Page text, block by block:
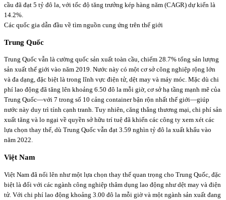
cầu đã đạt 5 tỷ đô la, với tốc độ tăng trưởng kép hàng năm (CAGR) dự kiến là
14.2%.
Các quốc gia dẫn đầu về tìm nguồn cung ứng trên thế giới
Trung Quốc
Trung Quốc vẫn là cường quốc sản xuất toàn cầu, chiếm 28.7% tổng sản lượng
sản xuất thế giới vào năm 2019. Nước này có một cơ sở công nghiệp rộng lớn
và đa dạng, đặc biệt là trong lĩnh vực điện tử, dệt may và máy móc. Mặc dù chi
phí lao động đã tăng lên khoảng 6.50 đô la mỗi giờ, cơ sở hạ tầng mạnh mẽ của
Trung Quốc—với 7 trong số 10 cảng container bận rộn nhất thế giới—giúp
nước này duy trì tính cạnh tranh. Tuy nhiên, căng thẳng thương mại, chi phí sản
xuất tăng và lo ngại về quyền sở hữu trí tuệ đã khiến các công ty xem xét các
lựa chọn thay thế, dù Trung Quốc vẫn đạt 3.59 nghìn tỷ đô la xuất khẩu vào
năm 2022.
Việt Nam
Việt Nam đã nổi lên như một lựa chọn thay thế quan trọng cho Trung Quốc, đặc
biệt là đối với các ngành công nghiệp thâm dụng lao động như dệt may và điện
tử. Với chi phí lao động khoảng 3.00 đô la mỗi giờ và một ngành sản xuất đang